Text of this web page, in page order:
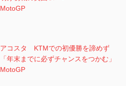
MotoGP
アコスタ KTMでの初優勝を諦めず
「年末までに必ずチャンスをつかむ」
MotoGP